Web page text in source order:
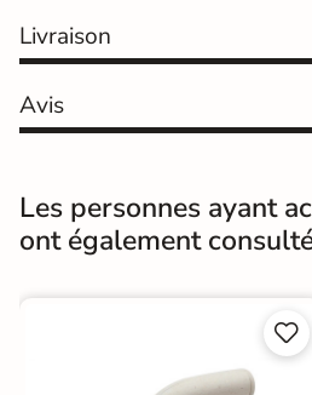
Consommation
Taille des joints
Origine France
Fabricants Prb
Livraison
Avis
Les personnes ayant
ont également

